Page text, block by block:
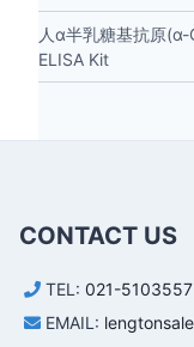
人α半乳糖基抗原
ELISA Kit
CONTACT US
TEL: 021-
EMAIL: